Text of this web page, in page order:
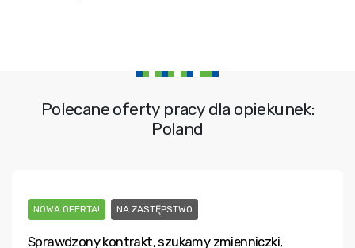
Polecane oferty pracy dla opiekunek:
Poland
NOWA OFERTA! NA ZASTĘPSTWO
Sprawdzony kontrakt, szukamy zmienniczki,